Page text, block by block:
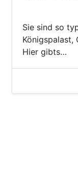
Sie sind so
Königspalast,
Hier gibts…